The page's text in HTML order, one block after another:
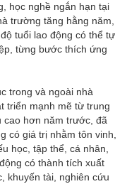
học nghề ngắn hạn tại
trường tăng hằng năm,
tuổi lao động có thể tự
từng bước thích ứng
trong và ngoài nhà
triển mạnh mẽ từ trung
cao hơn năm trước, đã
có giá trị nhằm tôn vinh,
học, tập thể, cá nhân,
có thành tích xuất
khuyến tài, nghiên cứu